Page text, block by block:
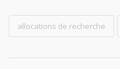
appel à
candidat
Professi
allocations de recherche